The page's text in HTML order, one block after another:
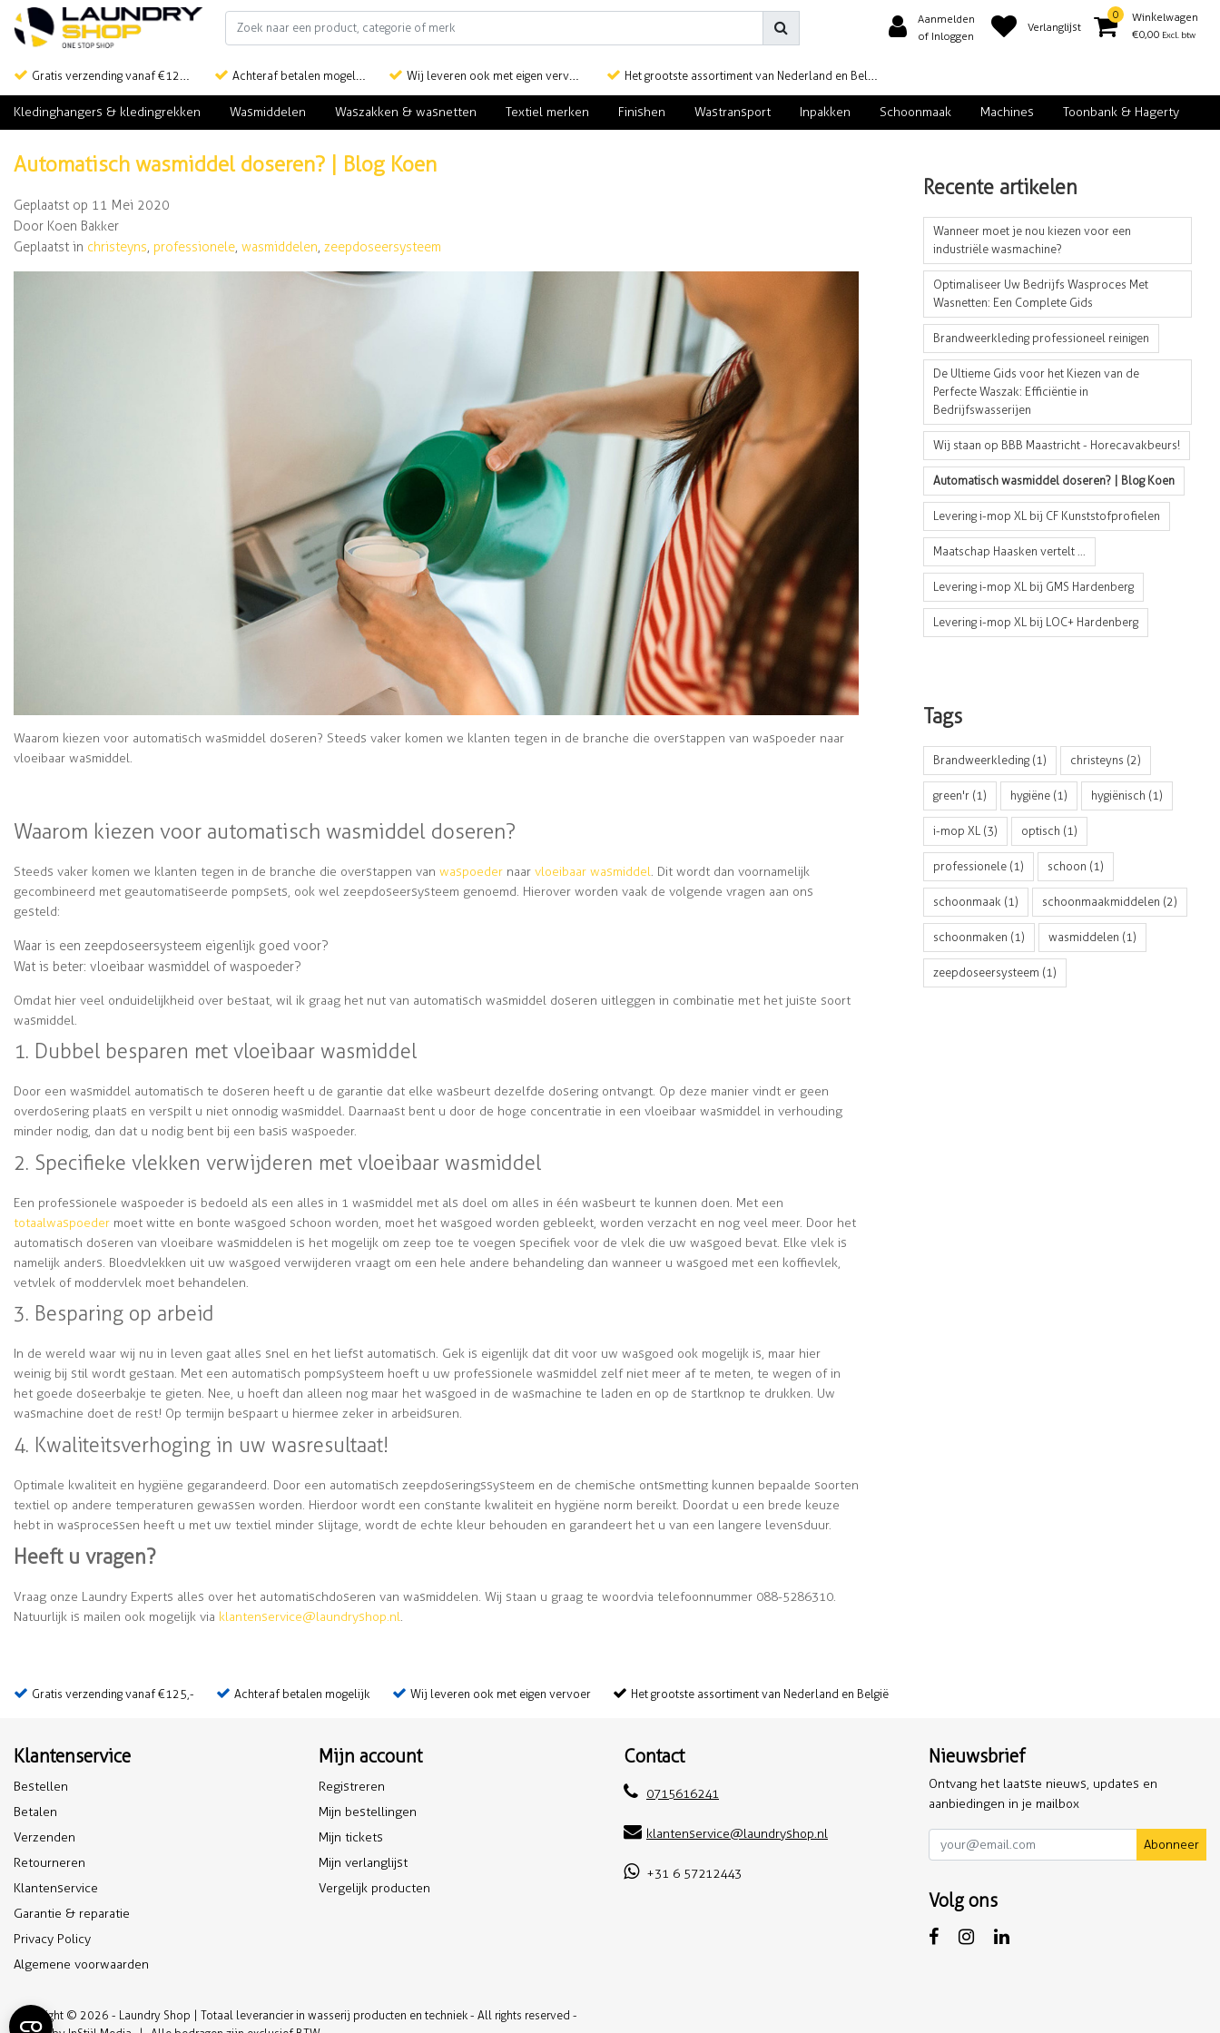
Aanmelden
of Inloggen
Verlanglijst
0
Winkelwagen
€0,00 Excl. btw
Gratis verzending vanaf €125,- Achteraf betalen mogelijk Wij leveren ook met eigen vervoer Het grootste assortiment van Nederland en België
Kledinghangers & kledingrekken Wasmiddelen Waszakken & wasnetten Textiel merken Finishen Wastransport Inpakken Schoonmaak Machines Toonbank & Hagerty
Automatisch wasmiddel doseren? | Blog Koen
Geplaatst op 11 Mei 2020
Door Koen Bakker
Geplaatst in christeyns, professionele, wasmiddelen, zeepdoseersysteem
Waarom kiezen voor automatisch wasmiddel doseren? Steeds vaker komen we klanten tegen in de branche die overstappen van waspoeder naar
vloeibaar wasmiddel.
Waarom kiezen voor automatisch wasmiddel doseren?
Steeds vaker komen we klanten tegen in de branche die overstappen van waspoeder naar vloeibaar wasmiddel. Dit wordt dan voornamelijk
gecombineerd met geautomatiseerde pompsets, ook wel zeepdoseersysteem genoemd. Hierover worden vaak de volgende vragen aan ons
gesteld:
Waar is een zeepdoseersysteem eigenlijk goed voor?
Wat is beter: vloeibaar wasmiddel of waspoeder?
Omdat hier veel onduidelijkheid over bestaat, wil ik graag het nut van automatisch wasmiddel doseren uitleggen in combinatie met het juiste soort
wasmiddel.
1. Dubbel besparen met vloeibaar wasmiddel
Door een wasmiddel automatisch te doseren heeft u de garantie dat elke wasbeurt dezelfde dosering ontvangt. Op deze manier vindt er geen
overdosering plaats en verspilt u niet onnodig wasmiddel. Daarnaast bent u door de hoge concentratie in een vloeibaar wasmiddel in verhouding
minder nodig, dan dat u nodig bent bij een basis waspoeder.
2. Specifieke vlekken verwijderen met vloeibaar wasmiddel
Een professionele waspoeder is bedoeld als een alles in 1 wasmiddel met als doel om alles in één wasbeurt te kunnen doen. Met een
totaalwaspoeder moet witte en bonte wasgoed schoon worden, moet het wasgoed worden gebleekt, worden verzacht en nog veel meer. Door het
automatisch doseren van vloeibare wasmiddelen is het mogelijk om zeep toe te voegen specifiek voor de vlek die uw wasgoed bevat. Elke vlek is
namelijk anders. Bloedvlekken uit uw wasgoed verwijderen vraagt om een hele andere behandeling dan wanneer u wasgoed met een koffievlek,
vetvlek of moddervlek moet behandelen.
3. Besparing op arbeid
In de wereld waar wij nu in leven gaat alles snel en het liefst automatisch. Gek is eigenlijk dat dit voor uw wasgoed ook mogelijk is, maar hier
weinig bij stil wordt gestaan. Met een automatisch pompsysteem hoeft u uw professionele wasmiddel zelf niet meer af te meten, te wegen of in
het goede doseerbakje te gieten. Nee, u hoeft dan alleen nog maar het wasgoed in de wasmachine te laden en op de startknop te drukken. Uw
wasmachine doet de rest! Op termijn bespaart u hiermee zeker in arbeidsuren.
4. Kwaliteitsverhoging in uw wasresultaat!
Optimale kwaliteit en hygiëne gegarandeerd. Door een automatisch zeepdoseringssysteem en de chemische ontsmetting kunnen bepaalde soorten
textiel op andere temperaturen gewassen worden. Hierdoor wordt een constante kwaliteit en hygiëne norm bereikt. Doordat u een brede keuze
hebt in wasprocessen heeft u met uw textiel minder slijtage, wordt de echte kleur behouden en garandeert het u van een langere levensduur.
Heeft u vragen?
Vraag onze Laundry Experts alles over het automatisch doseren van wasmiddelen. Wij staan u graag te woord via telefoonnummer 088-5286310.
Natuurlijk is mailen ook mogelijk via klantenservice@laundryshop.nl.
Recente artikelen
Wanneer moet je nou kiezen voor een
industriële wasmachine?
Optimaliseer Uw Bedrijfs Wasproces Met
Wasnetten: Een Complete Gids
Brandweerkleding professioneel reinigen
De Ultieme Gids voor het Kiezen van de
Perfecte Waszak: Efficiëntie in
Bedrijfswasserijen
Wij staan op BBB Maastricht - Horecavakbeurs!
Automatisch wasmiddel doseren? | Blog Koen
Levering i-mop XL bij CF Kunststofprofielen
Maatschap Haasken vertelt ...
Levering i-mop XL bij GMS Hardenberg
Levering i-mop XL bij LOC+ Hardenberg
Tags
Brandweerkleding (1) christeyns (2)
green'r (1) hygiëne (1) hygiënisch (1)
i-mop XL (3) optisch (1)
professionele (1) schoon (1)
schoonmaak (1) schoonmaakmiddelen (2)
schoonmaken (1) wasmiddelen (1)
zeepdoseersysteem (1)
Gratis verzending vanaf €125,- Achteraf betalen mogelijk Wij leveren ook met eigen vervoer Het grootste assortiment van Nederland en België
Klantenservice
Bestellen
Betalen
Verzenden
Retourneren
Klantenservice
Garantie & reparatie
Privacy Policy
Algemene voorwaarden
Mijn account
Registreren
Mijn bestellingen
Mijn tickets
Mijn verlanglijst
Vergelijk producten
Contact
0715616241
klantenservice@laundryshop.nl
+31 6 57212443
Nieuwsbrief
Ontvang het laatste nieuws, updates en
aanbiedingen in je mailbox
Abonneer
Volg ons
Copyright © 2026 - Laundry Shop | Totaal leverancier in wasserij producten en techniek - All rights reserved -